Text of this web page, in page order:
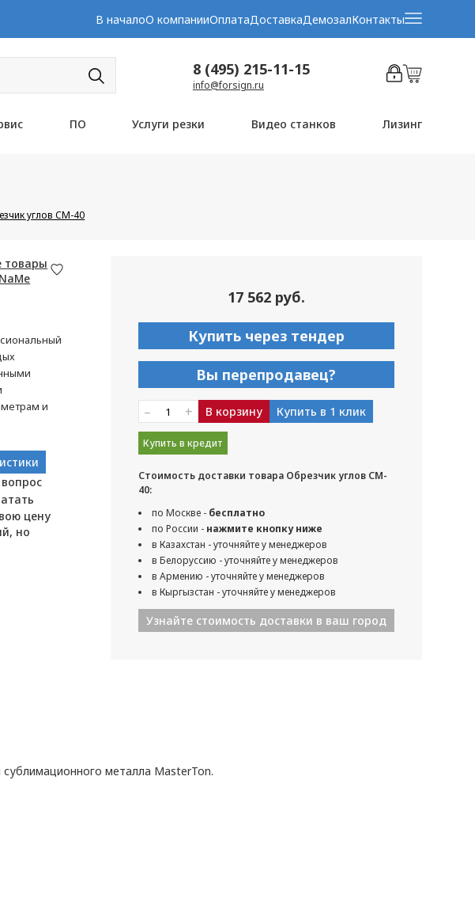
В началоО компанииОплатаДоставкаДемозалКонтакты
8 (495) 215-11-15
info@forsign.ru
ПО Услуги резки Видео станков Лизинг
углов CM-40
товары
и
цену
но
17 562 руб.
Купить через тендер
Вы перепродавец?
– + В корзину Купить в 1 клик
Купить в кредит
Стоимость доставки товара Обрезчик углов CM-
40:
по Москве - бесплатно
по России - нажмите кнопку ниже
в Казахстан - уточняйте у менеджеров
в Белоруссию - уточняйте у менеджеров
в Армению - уточняйте у менеджеров
в Кыргызстан - уточняйте у менеджеров
Узнайте стоимость доставки в ваш город
металла MasterTon.